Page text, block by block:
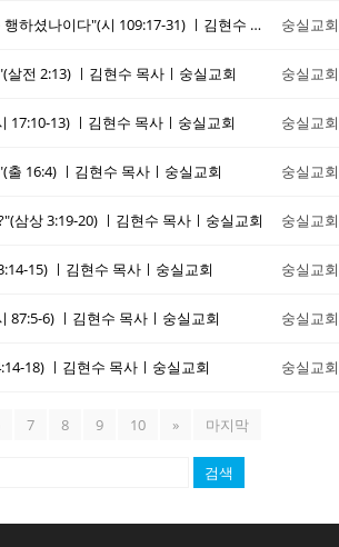
20260705 주일설교ㅣ "주 여호와께서 이를 행하셨나이다"(시 109:17-31) ㅣ김현수 목사ㅣ숭실교회 숭실교회
전 2:13) ㅣ김현수 목사ㅣ숭실교회 숭실교회
17:10-13) ㅣ김현수 목사ㅣ숭실교회 숭실교회
16:4) ㅣ김현수 목사ㅣ숭실교회 숭실교회
삼상 3:19-20) ㅣ김현수 목사ㅣ숭실교회 숭실교회
15) ㅣ김현수 목사ㅣ숭실교회 숭실교회
87:5-6) ㅣ김현수 목사ㅣ숭실교회 숭실교회
18) ㅣ김현수 목사ㅣ숭실교회 숭실교회
7 8 9 10 » 마지막
검색